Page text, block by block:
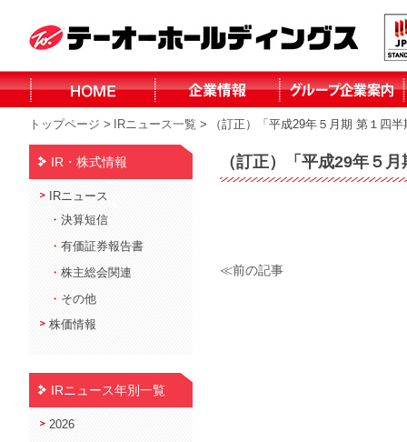
株式会社テーオ
株式会社テーオ
株式会社テーオ
株式会社テーオ
函館日産自動車
北見日産自動車
株式会社
北見三菱自動車
小泉建設株式会
株式会社fika
トップページ > IRニュース一覧 > （訂正）「平成29年５月期 第１四
IR・株式情報
IRニュース
・ 決算短信
・ 有価証券報告書
・ 株主総会関連
・ その他
株価情報
IRニュース年別一覧
2026
（訂正）「平成29年５
≪前の記事